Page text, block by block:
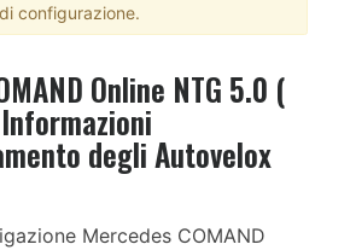
configurazione.
Online NTG 5.0 (
degli Autovelox
Mercedes COMAND